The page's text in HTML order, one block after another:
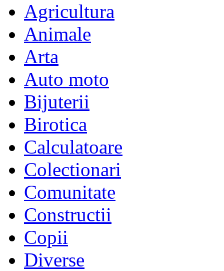
Agricultura
Animale
Arta
Auto moto
Bijuterii
Birotica
Calculatoare
Colectionari
Comunitate
Constructii
Copii
Diverse